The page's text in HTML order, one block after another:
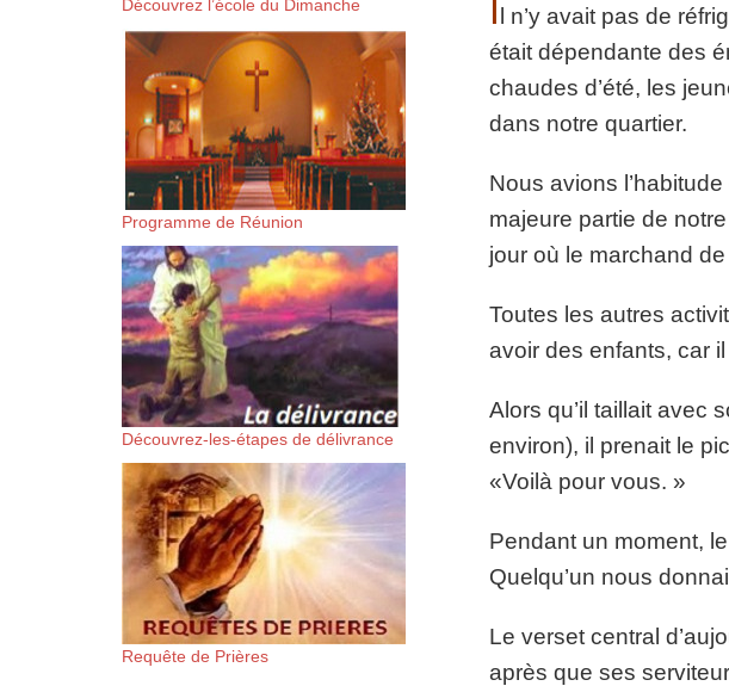
suis-sans-rien-a-moi.mp3 http://www.lafoiapostolique.org/
content/uploads/2018/06/Es-tu-lasse-rempli-de-
Découvrez l’école du Dimanche
Programme de Réunion
Découvrez-les-étapes de délivrance
Requête de Prières
I
l n’y avait pas de
était dépendante des
chaudes d’été, les
dans notre quartier.
Nous avions
majeure partie de
jour où le marchand
Toutes les autres
avoir des enfants, car
Alors qu’il taillait avec
environ), il prenait le
«Voilà pour vous. »
Pendant un moment,
Quelqu’un nous
Le verset central
après que ses